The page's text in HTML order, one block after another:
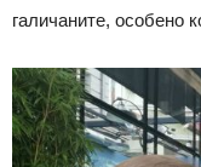
галичаните, особено